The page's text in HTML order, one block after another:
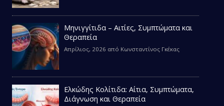
Μηνιγγίτιδα – Αιτίες, Συμπτώματα και
Θεραπεία
Απρίλιος, 2026 από Κωνσταντίνος Γκέκας
Ελκώδης Κολίτιδα: Αίτια, Συμπτώματα,
Διάγνωση και Θεραπεία